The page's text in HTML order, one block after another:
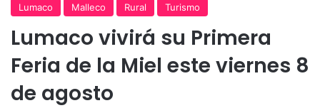
Lumaco
Malleco Rural Turismo
Lumaco vivirá su Primera
Feria de la Miel este viernes 8
de agosto